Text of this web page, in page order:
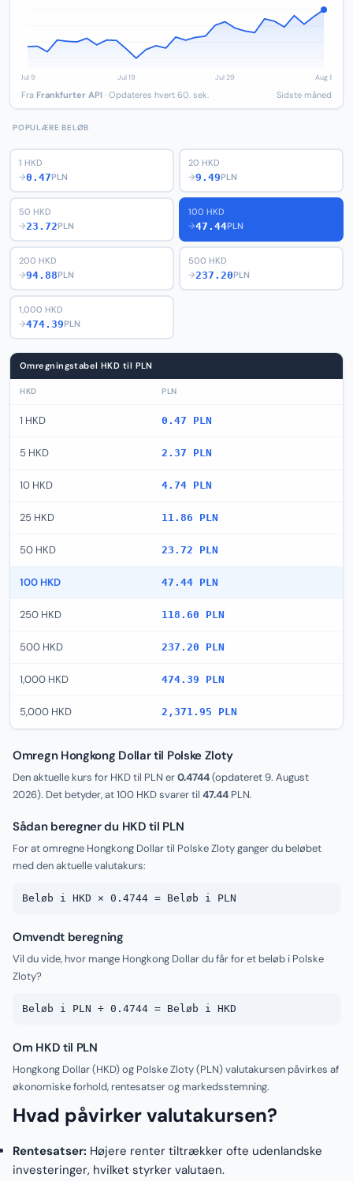
Fra Frankfurter API · Opdateres hvert 60. sek. Sidste måned
POPULÆRE BELØB
1 HKD
→0.47PLN
20 HKD
→9.49PLN
50 HKD
→23.72PLN
100 HKD
→47.44PLN
200 HKD
→94.88PLN
500 HKD
→237.20PLN
1,000 HKD
→474.39PLN
Omregningstabel HKD til PLN
HKD PLN
1 HKD 0.47 PLN
5 HKD 2.37 PLN
10 HKD 4.74 PLN
25 HKD 11.86 PLN
50 HKD 23.72 PLN
100 HKD 47.44 PLN
250 HKD 118.60 PLN
500 HKD 237.20 PLN
1,000 HKD 474.39 PLN
5,000 HKD 2,371.95 PLN
Omregn Hongkong Dollar til Polske Zloty
Den aktuelle kurs for HKD til PLN er0.4744(opdateret9. August
2026). Det betyder, at 100 HKD svarer til 47.44 PLN.
Sådan beregner du HKD til PLN
For at omregne Hongkong Dollar til Polske Zloty ganger du beløbet
med den aktuelle valutakurs:
Beløb i HKD × 0.4744 = Beløb i PLN
Omvendt beregning
Vil du vide, hvor mange Hongkong Dollar du får for et beløb i Polske
Zloty?
Beløb i PLN ÷ 0.4744 = Beløb i HKD
Om HKD til PLN
Hongkong Dollar (HKD) og Polske Zloty (PLN) valutakursen påvirkes af
økonomiske forhold, rentesatser og markedsstemning.
Hvad påvirker valutakursen?
Rentesatser: Højere renter tiltrækker ofte udenlandske
investeringer, hvilket styrker valutaen.